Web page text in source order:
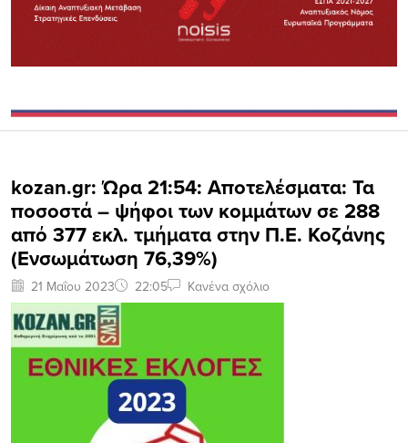
kozan.gr: Ώρα 21:54: Αποτελέσματα: Τα
ποσοστά – ψήφοι των κομμάτων σε 288
από 377 εκλ. τμήματα στην Π.Ε. Κοζάνης
(Ενσωμάτωση 76,39%)
21 Μαΐου 2023 22:05 Κανένα σχόλιο